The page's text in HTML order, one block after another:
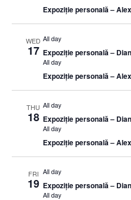
Expoziție personală –
WED
17
All day
Expoziție personală –
All day
Expoziție personală –
THU
18
All day
Expoziție personală –
All day
Expoziție personală –
FRI
19
All day
Expoziție personală –
All day